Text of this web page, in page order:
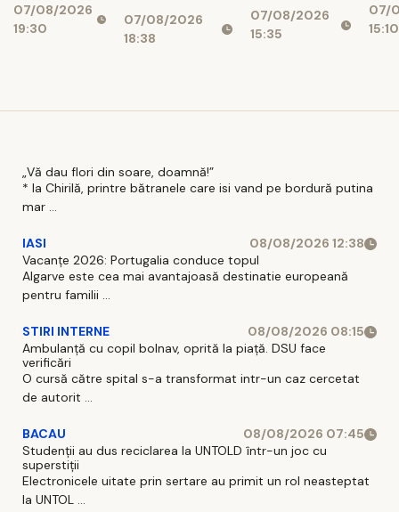
case și
mașini
07/08/2026
19:30
până pe 15
august
07/08/2026
18:38
07/08/2026
15:35
Au
doi
07/
15:10
„Vă dau flori din soare, doamnă!”
* la Chirilă, printre bătranele care isi vand pe bordură putina
mar ...
IASI
08/08/2026 12:38
Vacanțe 2026: Portugalia conduce topul
Algarve este cea mai avantajoasă destinatie europeană
pentru familii ...
STIRI INTERNE
08/08/2026 08:15
Ambulanță cu copil bolnav, oprită la piață. DSU face
verificări
O cursă către spital s-a transformat intr-un caz cercetat
de autorit ...
BACAU
08/08/2026 07:45
Studenții au dus reciclarea la UNTOLD într-un joc cu
superstiții
Electronicele uitate prin sertare au primit un rol neasteptat
la UNTOL ...